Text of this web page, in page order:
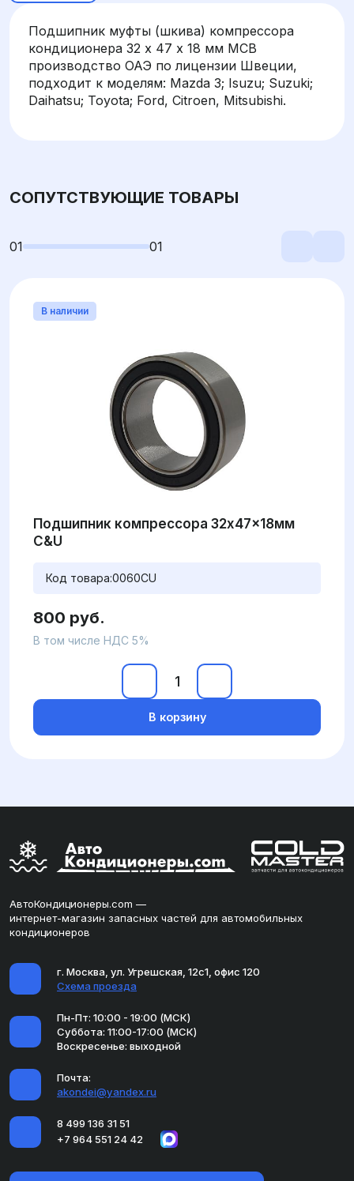
Подшипник муфты (шкива) компрессора
кондиционера 32 х 47 х 18 мм MCB
производство ОАЭ по лицензии Швеции,
подходит к моделям: Mazda 3; Isuzu; Suzuki;
Daihatsu; Toyota; Ford, Citroen, Mitsubishi.
СОПУТСТВУЮЩИЕ ТОВАРЫ
01 01
В наличии
Подшипник компрессора 32x47x18мм
C&U
Код товара:0060CU
800 руб.
В том числе НДС 5%
В корзину
АвтоКондиционеры.com —
интернет-магазин запасных частей для автомобильных
кондиционеров
г. Москва, ул. Угрешская, 12с1, офис 120
Схема проезда
Пн-Пт: 10:00 - 19:00 (МСК)
Суббота: 11:00-17:00 (МСК)
Воскресенье: выходной
Почта:
akondei@yandex.ru
8 499 136 31 51
+7 964 551 24 42